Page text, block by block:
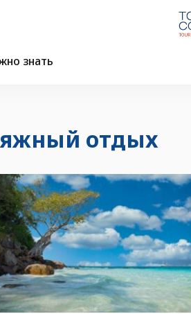
знать
отдыx